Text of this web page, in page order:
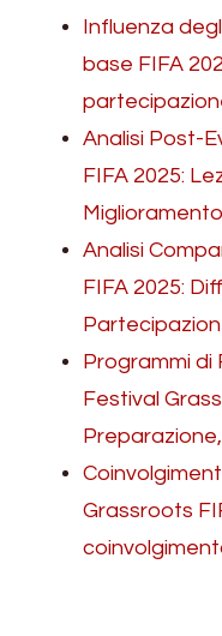
Influenza
base FIFA
Analisi Post-
FIFA 2025:
Analisi
FIFA 2025:
Programmi di
Festival
Grassroots